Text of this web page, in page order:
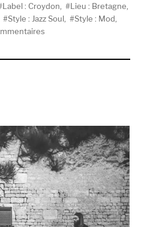
le
Label : Croydon, Lieu : Bretagne,
Style : Jazz Soul, Style : Mod,
Records)